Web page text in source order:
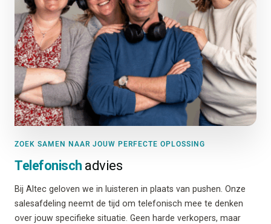
ZOEK SAMEN NAAR JOUW PERFECTE OPLOSSING
Telefonisch advies
Bij Altec geloven we in luisteren in plaats van pushen. Onze
salesafdeling neemt de tijd om telefonisch mee te denken
over jouw specifieke situatie. Geen harde verkopers, maar